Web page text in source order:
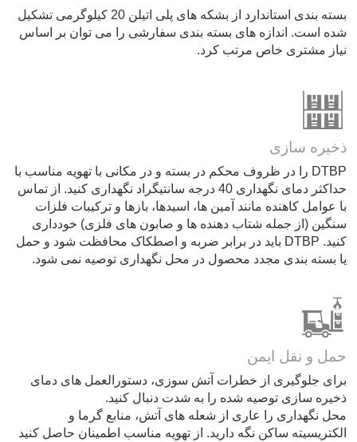
بسته بندی استاندارد از بشکه های پلی اتیلن 20 کیلوگرمی تشکیل
شده است. اندازه های بسته بندی سفارشی را می توان بر اساس
نیاز مشتری خاص مرتب کرد.
ذخیره سازی
DTBP را در ظروف محکم در بسته و در مکانی با تهویه مناسب با
حداکثر دمای نگهداری 40 درجه سانتیگراد نگهداری کنید. از تماس
با عوامل کاهنده مانند آمین ها، اسیدها، بازها و ترکیبات فلزات
سنگین (از جمله شتاب دهنده ها و صابون های فلزی) خودداری
کنید. DTBP باید در برابر ضربه و اصطکاک محافظت شود و حمل
یا بسته بندی مجدد محصول در محل نگهداری توصیه نمی شود.
حمل و نقل ایمن
برای جلوگیری از خطرات آتش سوزی، دستورالعمل های دمای
ذخیره سازی توصیه شده را به شدت دنبال کنید.
محل نگهداری را عاری از شعله های آتش، منابع گرما و
الکتریسیته ساکن نگه دارید. از تهویه مناسب اطمینان حاصل کنید